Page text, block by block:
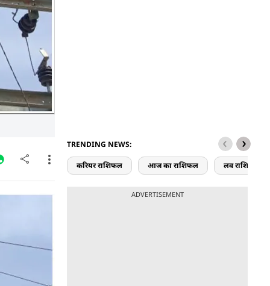
चढ़ गई.
रखे,
TRENDING NEWS:
करियर राशिफल आज का राशिफल लव राशिफल
ADVERTISEMENT